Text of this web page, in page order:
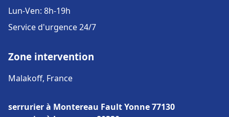
Lun-Ven: 8h-19h
Service d'urgence 24/7
Zone intervention
Malakoff, France
serrurier à Montereau Fault Yonne 77130